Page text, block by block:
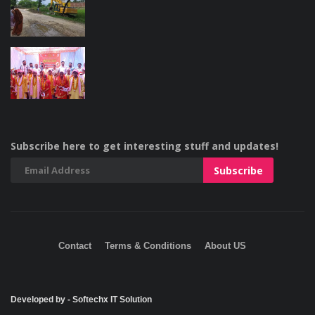
Subscribe here to get interesting stuff and updates!
Contact Terms & Conditions About US
Developed by - Softechx IT Solution